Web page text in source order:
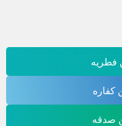
فطریه
کفاره
صدقه